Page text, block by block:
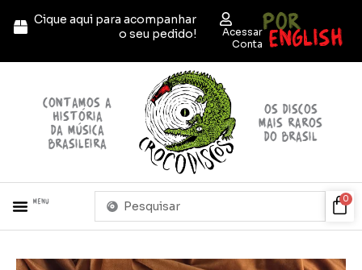
para
conteúdo
Cique aqui para acompanhar
o seu pedido!
Acessar
Conta
POR
ENGLISH
contamos a
história
da música
brasileira
OS discos
mais raros
do brasil
Menu
Pesquisar
0